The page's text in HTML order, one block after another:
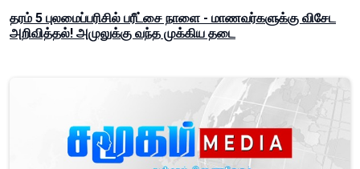
தரம் 5 புலமைப்பரிசில் பரீட்சை நாளை - மாணவர்களுக்கு விசேட
அறிவித்தல்! அமுலுக்கு வந்த முக்கிய தடை